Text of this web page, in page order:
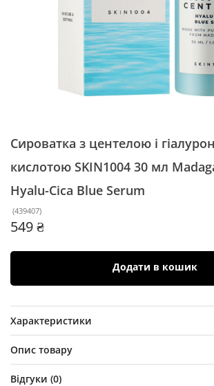
Сироватка з центелою і
кислотою SKIN1004 30 мл
Hyalu-Cica Blue Serum
(439407)
549 ₴
Додати в кошик
Характеристики
Опис товару
Відгуки (0)